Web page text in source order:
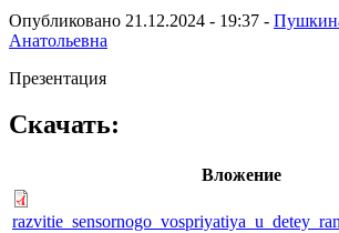
Опубликовано 21.12.2024 - 19:37 -
Анатольевна
Презентация
Скачать:
Вложение